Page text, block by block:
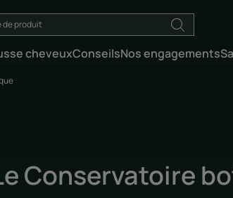
cheveuxConseilsNos engagements
Conservatoire